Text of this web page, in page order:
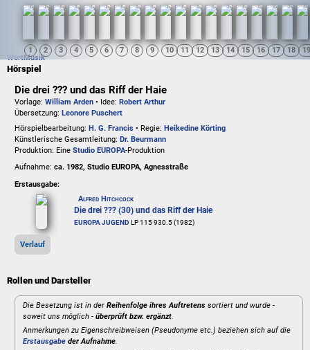
WortMusik
Hörspiel
Die drei ??? und das Riff der Haie
Vorlage:William Arden • Idee:Robert Arthur
Übersetzung:Leonore Puschert
Hörspielbearbeitung:H. G. Francis • Regie:Heikedine Körting
Künstlerische Gesamtleitung:Dr. Beurmann
Produktion: EineStudio EUROPA-Produktion
Aufnahme:ca. 1982, Studio EUROPA, Agnesstraße
Erstausgabe:
Alfred Hitchcock
Die drei ??? (30) und das Riff der Haie
EUROPA JUGEND LP 115 930.5 (1982)
Verlauf
Rollen und Darsteller
Die Besetzung ist in derReihenfolge ihres Auftretens sortiert und wurde -
soweit uns möglich -überprüft bzw. ergänzt.
Anmerkungen zu Eigenschreibweisen (Pseudonyme etc.) beziehen sich auf die
Erstausgabe der Aufnahme.